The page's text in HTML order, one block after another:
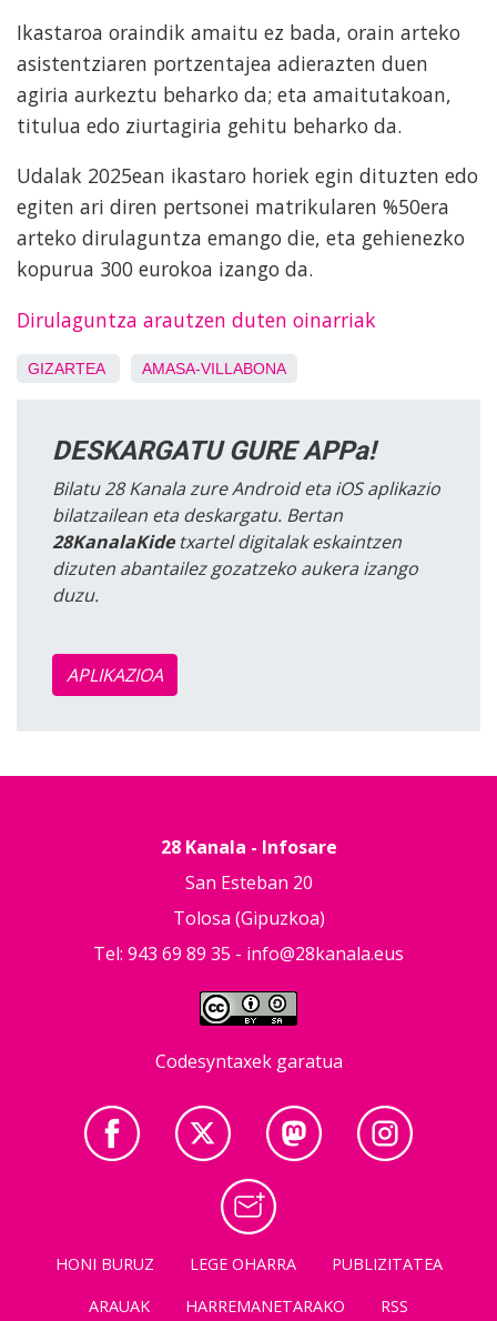
Ikastaroa oraindik amaitu ez bada, orain arteko
asistentziaren portzentajea adierazten duen
agiria aurkeztu beharko da; eta amaitutakoan,
titulua edo ziurtagiria gehitu beharko da.
Udalak 2025ean ikastaro horiek egin dituzten edo
egiten ari diren pertsonei matrikularen %50era
arteko dirulaguntza emango die, eta gehienezko
kopurua 300 eurokoa izango da.
Dirulaguntza arautzen duten oinarriak
GIZARTEA AMASA-VILLABONA
DESKARGATU GURE APPa!
Bilatu 28 Kanala zure Android eta iOS aplikazio
bilatzailean eta deskargatu. Bertan
28KanalaKidetxartel digitalak eskaintzen
dizuten abantailez gozatzeko aukera izango
duzu.
APLIKAZIOA
28 Kanala - Infosare
San Esteban 20
Tolosa (Gipuzkoa)
Tel: 943 69 89 35 - info@28kanala.eus
Codesyntaxek garatua
HONI BURUZ LEGE OHARRA
PUBLIZITATEA
ARAUAK
HARREMANETARAKO RSS